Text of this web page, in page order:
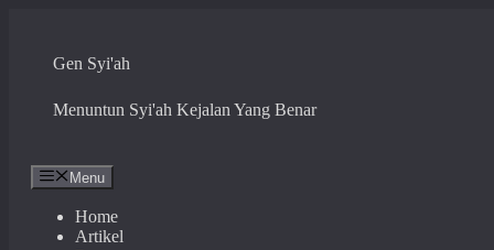
contentGen Syi'ah
Menuntun Syi'ah Kejalan Yang Benar
Menu
Home
Artikel